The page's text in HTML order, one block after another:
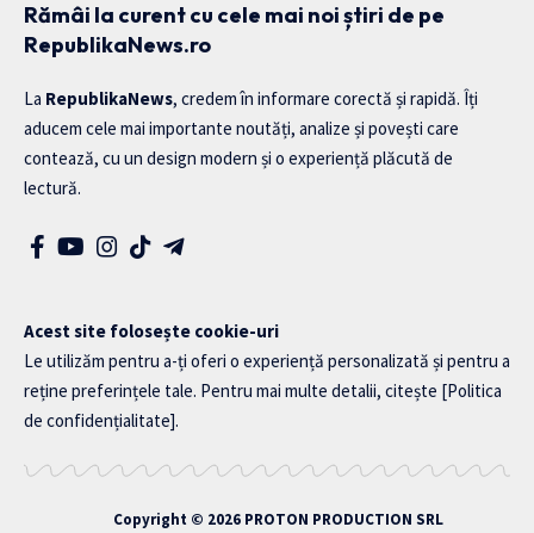
Rămâi la curent cu cele mai noi știri de pe
RepublikaNews.ro
La RepublikaNews, credem în informare corectă și rapidă. Îți
aducem cele mai importante noutăți, analize și povești care
contează, cu un design modern și o experiență plăcută de
lectură.
Acest site folosește cookie-uri
Le utilizăm pentru a-ți oferi o experiență personalizată și pentru a
reține preferințele tale. Pentru mai multe detalii, citește [Politica
de confidențialitate].
Copyright © 2026 PROTON PRODUCTION SRL